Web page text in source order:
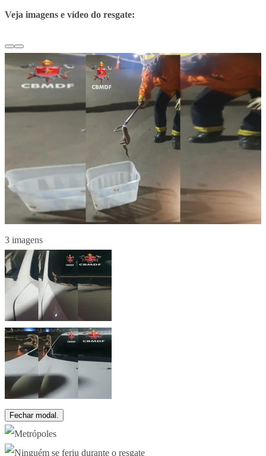
Veja imagens e vídeo do resgate:
3 imagens
Fechar modal.